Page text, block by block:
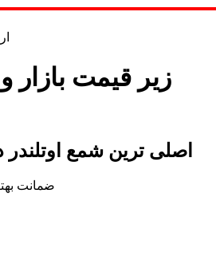
زیر قیمت
اصلی ترین شمع اوتلندر
ضمانت بهترین